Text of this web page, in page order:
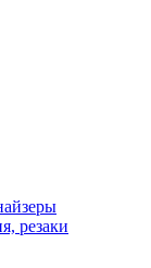
резаки